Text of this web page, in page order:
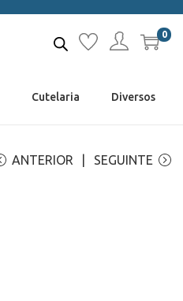
0
Cutelaria Diversos
ANTERIOR SEGUINTE